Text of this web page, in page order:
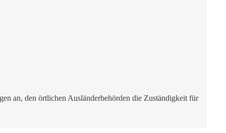
an, den örtlichen Ausländerbehörden die Zuständigkeit für